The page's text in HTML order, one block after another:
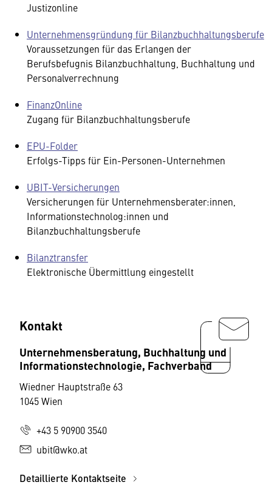
Justizonline
Unternehmensgründung für Bilanzbuchhaltungsberufe
Voraussetzungen für das Erlangen der
Berufsbefugnis Bilanzbuchhaltung, Buchhaltung und
Personalverrechnung
FinanzOnline
Zugang für Bilanzbuchhaltungsberufe
EPU-Folder
Erfolgs-Tipps für Ein-Personen-Unternehmen
UBIT-Versicherungen
Versicherungen für Unternehmensberater:innen,
Informationstechnolog:innen und
Bilanzbuchhaltungsberufe
Bilanztransfer
Elektronische Übermittlung eingestellt
Kontakt
Unternehmensberatung, Buchhaltung und
Informationstechnologie, Fachverband
Wiedner Hauptstraße 63
1045 Wien
+43 5 90900 3540
ubit@wko.at
Detaillierte Kontaktseite